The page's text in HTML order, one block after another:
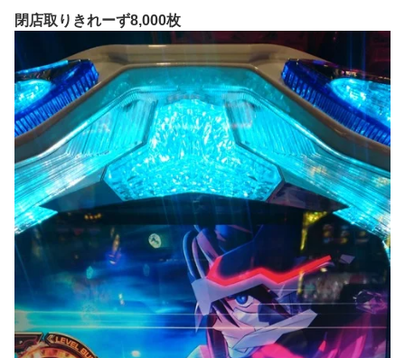
閉店取りきれーず8,000枚